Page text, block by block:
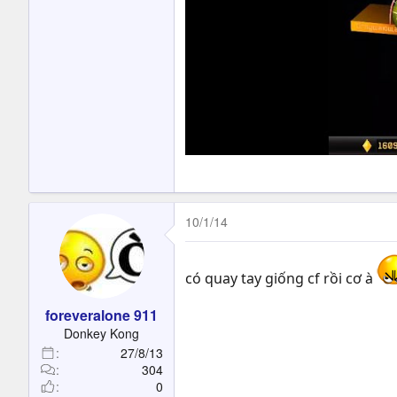
foreveralone 911
Donkey Kong
27/8/13
304
0
10/1/14
có quay tay giống cf rồi cơ à